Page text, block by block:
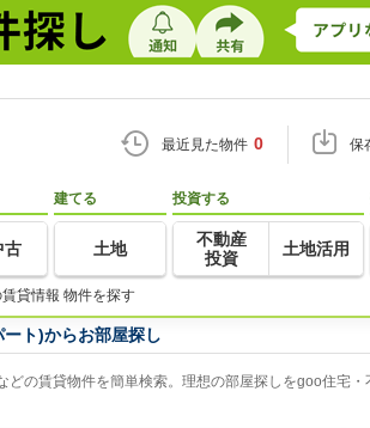
最近見た物件 0 保
古
建てる
土地
投資する
不動産
投資
土地活用
貸情報 物件を探す
ト)からお部屋探し
の賃貸物件を簡単検索。理想の部屋探しをgoo住宅・